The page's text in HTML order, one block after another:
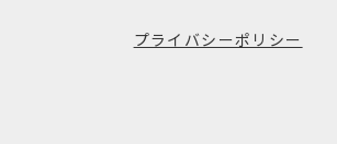
プライバシーポリシー